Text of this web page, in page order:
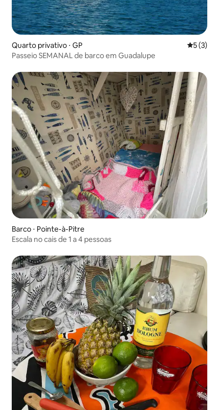
Quarto privativo ⋅ GP 5 de
5 (3)
Passeio SEMANAL de barco em Guadalupe
Barco ⋅ Pointe-à-Pitre
Escala no cais de 1 a 4 pessoas